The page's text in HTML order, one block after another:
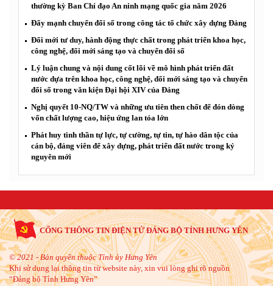
thường kỳ Ban Chỉ đạo An ninh mạng quốc gia năm 2026
Đẩy mạnh chuyển đổi số trong công tác tổ chức xây dựng Đảng
Đổi mới tư duy, hành động thực chất trong phát triển khoa học,
công nghệ, đổi mới sáng tạo và chuyển đổi số
Lý luận chung và nội dung cốt lõi về mô hình phát triển đất
nước dựa trên khoa học, công nghệ, đổi mới sáng tạo và chuyển
đổi số trong văn kiện Đại hội XIV của Đảng
Nghị quyết 10-NQ/TW và những ưu tiên then chốt để đón dòng
vốn chất lượng cao, hiệu ứng lan tỏa lớn
Phát huy tinh thần tự lực, tự cường, tự tin, tự hào dân tộc của
cán bộ, đảng viên để xây dựng, phát triển đất nước trong kỷ
nguyên mới
CỔNG THÔNG TIN ĐIỆN TỬ ĐẢNG BỘ TỈNH HƯNG YÊN
© 2021 - Bản quyền thuộc Tỉnh ủy Hưng Yên
Khi sử dụng lại thông tin từ website này, xin vui lòng ghi rõ nguồn
“Đảng bộ Tỉnh Hưng Yên”